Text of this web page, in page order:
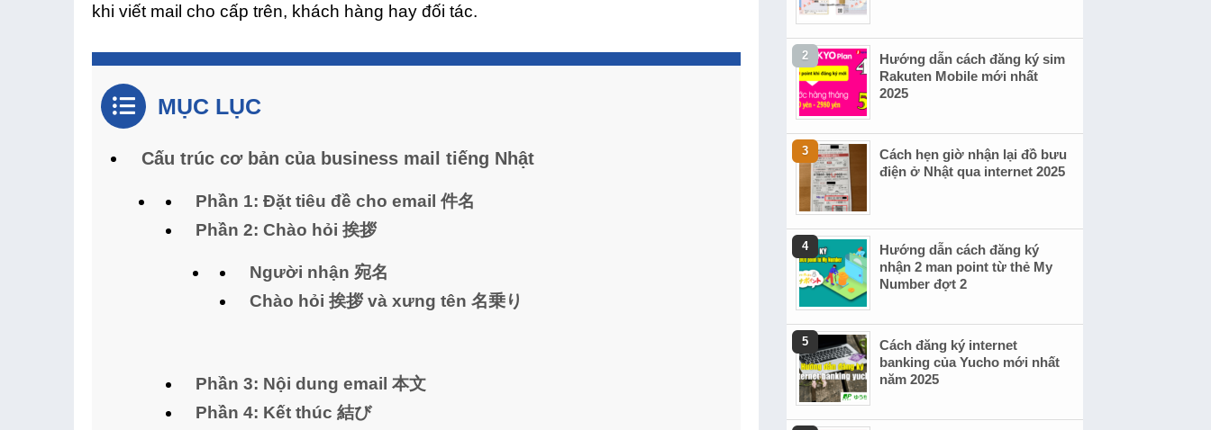
khi viết mail cho cấp trên, khách hàng hay đối tác.
MỤC LỤC
Cấu trúc cơ bản của business mail tiếng Nhật
Phần 1: Đặt tiêu đề cho email 件名
Phần 2: Chào hỏi 挨拶
Người nhận 宛名
Chào hỏi 挨拶 và xưng tên 名乗り
Phần 3: Nội dung email 本文
Phần 4: Kết thúc 結び
Hướng dẫn cách đăng ký sim
Rakuten Mobile mới nhất
2025
Cách hẹn giờ nhận lại đồ bưu
điện ở Nhật qua internet 2025
Hướng dẫn cách đăng ký
nhận 2 man point từ thẻ My
Number đợt 2
Cách đăng ký internet
banking của Yucho mới nhất
năm 2025